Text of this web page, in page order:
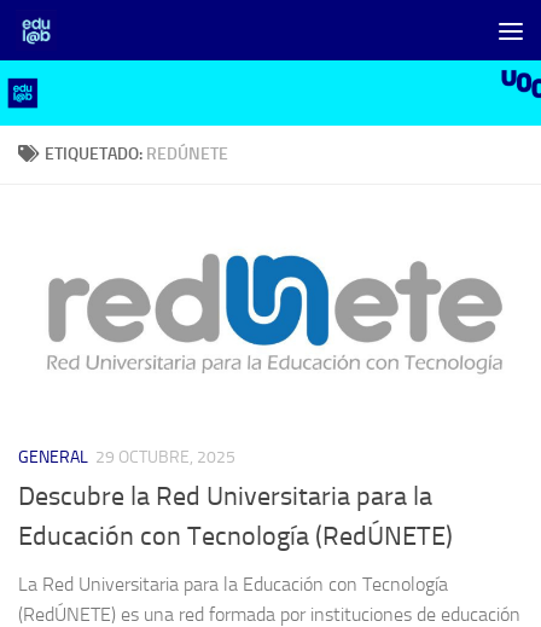
Saltar al contenido
ETIQUETADO: REDÚNETE
GENERAL 29 OCTUBRE, 2025
Descubre la Red Universitaria para la
Educación con Tecnología (RedÚNETE)
La Red Universitaria para la Educación con Tecnología
(RedÚNETE) es una red formada por instituciones de educación